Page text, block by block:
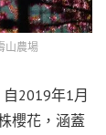
山農場
2019年1月
櫻花，涵蓋